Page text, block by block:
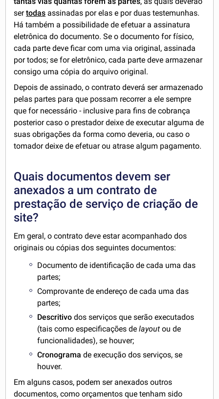
sertodas assinadas por elas e por duas testemunhas.
Há também a possibilidade de efetuar a assinatura
eletrônica do documento. Se o documento for físico,
cada parte deve ficar com uma via original, assinada
por todos; se for eletrônico, cada parte deve armazenar
consigo uma cópia do arquivo original.
Depois de assinado, o contrato deverá ser armazenado
pelas partes para que possam recorrer a ele sempre
que for necessário - inclusive para fins de cobrança
posterior caso o prestador deixe de executar alguma de
suas obrigações da forma como deveria, ou caso o
tomador deixe de efetuar ou atrase algum pagamento.
Quais documentos devem ser
anexados a um contrato de
prestação de serviço de criação de
site?
Em geral, o contrato deve estar acompanhado dos
originais ou cópias dos seguintes documentos:
Documento de identificação de cada uma das
partes;
Comprovante de endereço de cada uma das
partes;
Descritivodos serviços que serão executados
(tais como especificações delayout ou de
funcionalidades), se houver;
Cronogramade execução dos serviços, se
houver.
Em alguns casos, podem ser anexados outros
documentos, como orçamentos que tenham sido